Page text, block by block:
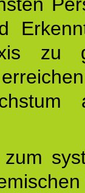
zu